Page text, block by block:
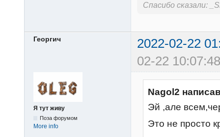
Спасибо сказали:
Георгич
2022-02-22
02-22
Я тут живу
Поза форумом
More info
Nagol2
Эй ,але
Это не просто